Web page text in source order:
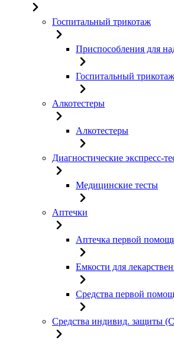
Госпитальный трикотаж
Приспособления для
Госпитальный трикотаж
Алкотестеры
Алкотестеры
Диагностические экспресс-
Медицинские тесты
Аптечки
Аптечка первой
Емкости для
Средства первой
Средства индивид. защиты